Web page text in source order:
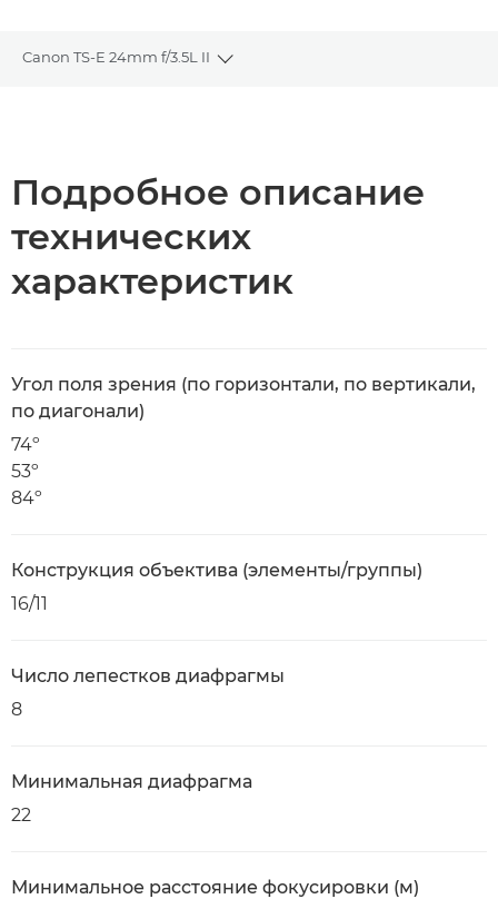
Canon TS-E 24mm f/3.5L II
Toggle breadcrumbs
Подробное описание
технических
характеристик
Угол поля зрения (по горизонтали, по вертикали,
по диагонали)
74º
53º
84º
Конструкция объектива (элементы/группы)
16/11
Число лепестков диафрагмы
8
Минимальная диафрагма
22
Минимальное расстояние фокусировки (м)